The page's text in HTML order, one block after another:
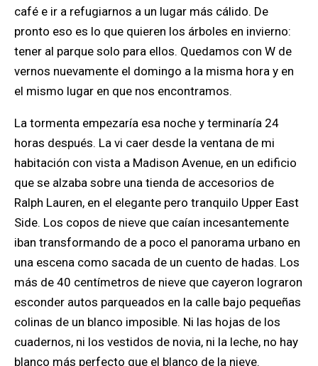
café e ir a refugiarnos a un lugar más cálido. De
pronto eso es lo que quieren los árboles en invierno:
tener al parque solo para ellos. Quedamos con W de
vernos nuevamente el domingo a la misma hora y en
el mismo lugar en que nos encontramos.
La tormenta empezaría esa noche y terminaría 24
horas después. La vi caer desde la ventana de mi
habitación con vista a Madison Avenue, en un edificio
que se alzaba sobre una tienda de accesorios de
Ralph Lauren, en el elegante pero tranquilo Upper East
Side. Los copos de nieve que caían incesantemente
iban transformando de a poco el panorama urbano en
una escena como sacada de un cuento de hadas. Los
más de 40 centímetros de nieve que cayeron lograron
esconder autos parqueados en la calle bajo pequeñas
colinas de un blanco imposible. Ni las hojas de los
cuadernos, ni los vestidos de novia, ni la leche, no hay
blanco más perfecto que el blanco de la nieve.